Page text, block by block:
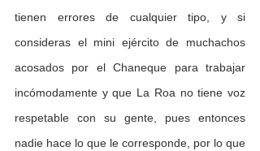
tienen errores de cualquier tipo, y si
consideras el mini ejército de muchachos
acosados por el Chaneque para trabajar
incómodamente y que La Roa no tiene voz
respetable con su gente, pues entonces
nadie hace lo que le corresponde, por lo que